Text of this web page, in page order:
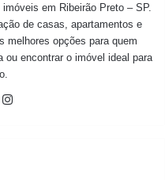
em Ribeirão Preto – SP.
de casas, apartamentos e
melhores opções para quem
ou encontrar o imóvel ideal para
Facebook